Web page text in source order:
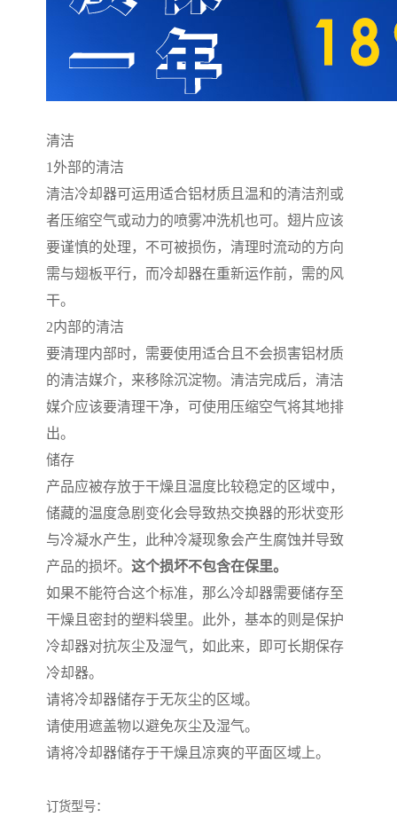
清洁
1外部的清洁
清洁冷却器可运用适合铝材质且温和的清洁剂或
者压缩空气或动力的喷雾冲洗机也可。翅片应该
要谨慎的处理，不可被损伤，清理时流动的方向
需与翅板平行，而冷却器在重新运作前，需的风
干。
2内部的清洁
要清理内部时，需要使用适合且不会损害铝材质
的清洁媒介，来移除沉淀物。清洁完成后，清洁
媒介应该要清理干净，可使用压缩空气将其地排
出。
储存
产品应被存放于干燥且温度比较稳定的区域中，
储藏的温度急剧变化会导致热交换器的形状变形
与冷凝水产生，此种冷凝现象会产生腐蚀并导致
产品的损坏。 这个损坏不包含在保里。
如果不能符合这个标准，那么冷却器需要储存至
干燥且密封的塑料袋里。此外，基本的则是保护
冷却器对抗灰尘及湿气，如此来，即可长期保存
冷却器。
请将冷却器储存于无灰尘的区域。
请使用遮盖物以避免灰尘及湿气。
请将冷却器储存于干燥且凉爽的平面区域上。
订货型号：